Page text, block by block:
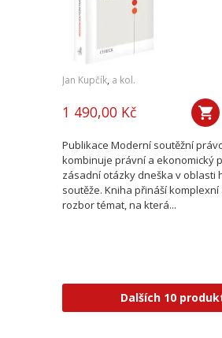
Jan Kupčík, a kol.
1 490,00 Kč
Publikace Moderní soutěžní
kombinuje právní a ekonomický
zásadní otázky dneška v oblasti
soutěže. Kniha přináší
rozbor témat, na která...
Dalších 10